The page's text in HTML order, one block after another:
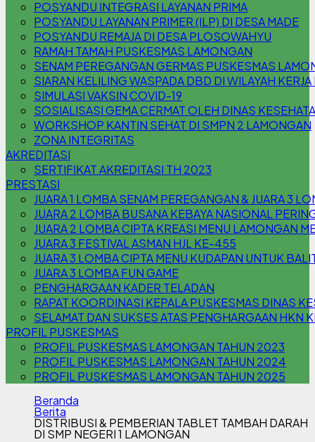
POSYANDU INTEGRASI LAYANAN PRIMA
POSYANDU LAYANAN PRIMER (ILP) DI DESA MADE
POSYANDU REMAJA DI DESA PLOSOWAHYU
RAMAH TAMAH PUSKESMAS LAMONGAN
SENAM PEREGANGAN GERMAS PUSKESMAS
SIARAN KELILING WASPADA DBD DI WILAYAH
SIMULASI VAKSIN COVID-19
SOSIALISASI GEMA CERMAT OLEH DINAS
WORKSHOP KANTIN SEHAT DI SMPN 2 LAMONGAN
ZONA INTEGRITAS
AKREDITASI
SERTIFIKAT AKREDITASI TH 2023
PRESTASI
JUARA 1 LOMBA SENAM PEREGANGAN & JUARA 3
JUARA 2 LOMBA BUSANA KEBAYA NASIONAL
JUARA 2 LOMBA CIPTA KREASI MENU LAMONGAN
JUARA 3 FESTIVAL ASMAN HJL KE-455
JUARA 3 LOMBA CIPTA MENU KUDAPAN UNTUK
JUARA 3 LOMBA FUN GAME
PENGHARGAAN KADER TELADAN
RAPAT KOORDINASI KEPALA PUSKESMAS DINAS
SELAMAT DAN SUKSES ATAS PENGHARGAAN HKN
PROFIL PUSKESMAS
PROFIL PUSKESMAS LAMONGAN TAHUN 2023
PROFIL PUSKESMAS LAMONGAN TAHUN 2024
PROFIL PUSKESMAS LAMONGAN TAHUN 2025
Beranda
Berita
DISTRIBUSI & PEMBERIAN TABLET TAMBAH DARAH
DI SMP NEGERI 1 LAMONGAN